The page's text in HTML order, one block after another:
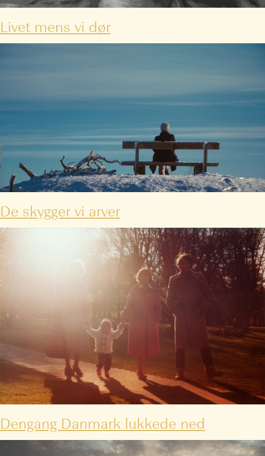
Livet mens vi dør
De skygger vi arver
Dengang Danmark lukkede ned